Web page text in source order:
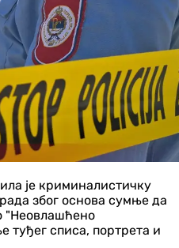
је криминалистичку
због основа сумње да
"Неовлашћено
туђег списа, портрета и